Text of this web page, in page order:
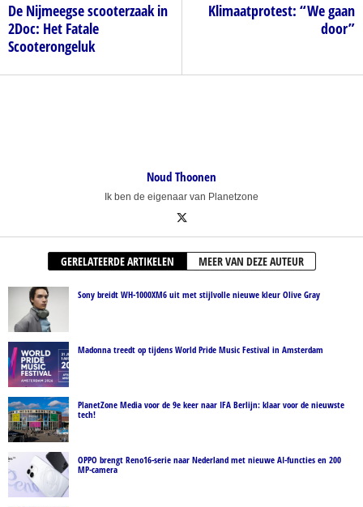
De Nijmeegse scooterzaak in
2Doc: Het Fatale
Scooterongeluk
Klimaatprotest: “We gaan
door”
Noud Thoonen
Ik ben de eigenaar van Planetzone
GERELATEERDE ARTIKELEN MEER VAN DEZE AUTEUR
Sony breidt WH-1000XM6 uit met stijlvolle nieuwe kleur Olive Gray
Madonna treedt op tijdens World Pride Music Festival in Amsterdam
PlanetZone Media voor de 9e keer naar IFA Berlijn: klaar voor de nieuwste
tech!
OPPO brengt Reno16-serie naar Nederland met nieuwe AI-functies en 200
MP-camera